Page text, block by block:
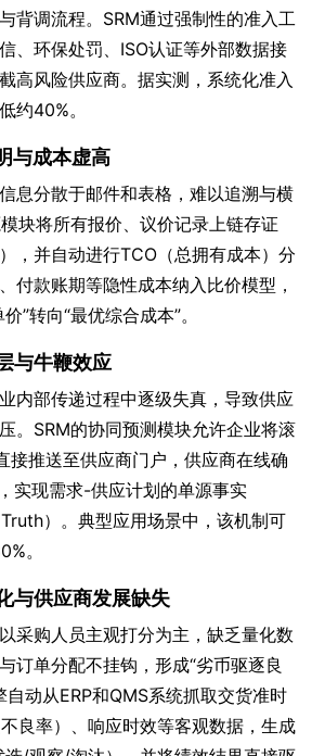
背调流程。SRM通过强制性的准入工
、环保处罚、ISO认证等外部数据接
高风险供应商。据实测，系统化准入
约40%。
与成本虚高
息分散于邮件和表格，难以追溯与横
块将所有报价、议价记录上链存证
，并自动进行TCO（总拥有成本）分
款账期等隐性成本纳入比价模型，
”转向“最优综合成本”。
与牛鞭效应
内部传递过程中逐级失真，导致供应
。SRM的协同预测模块允许企业将滚
接推送至供应商门户，供应商在线确
实现需求-供应计划的单源事实
）。典型应用场景中，该机制可
。
与供应商发展缺失
采购人员主观打分为主，缺乏量化数
订单分配不挂钩，形成“劣币驱逐良
自动从ERP和QMS系统抓取交货准时
良率）、响应时效等客观数据，生成